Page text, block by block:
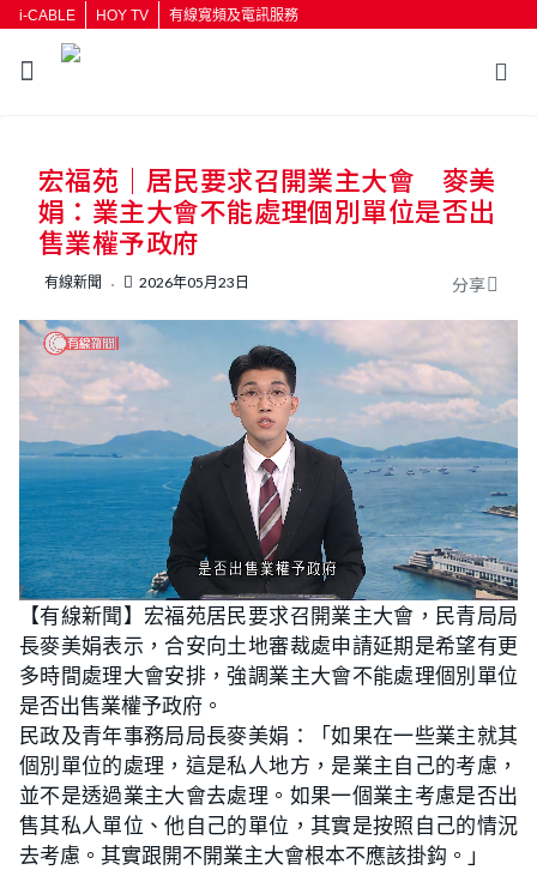
i-CABLE HOY TV 有線寬頻及電訊服務
按輸入鍵開始搜尋
宏福苑｜居民要求召開業主大會 麥美
娟：業主大會不能處理個別單位是否出
售業權予政府
有線新聞 2026年05月23日 分享
U
n
m
t
e
o
a
d
e
d
:
5
7
.
6
9
%
【有線新聞】宏福苑居民要求召開業主大會，民青局局
長麥美娟表示，合安向土地審裁處申請延期是希望有更
多時間處理大會安排，強調業主大會不能處理個別單位
是否出售業權予政府。
民政及青年事務局局長麥美娟：「如果在一些業主就其
個別單位的處理，這是私人地方，是業主自己的考慮，
並不是透過業主大會去處理。如果一個業主考慮是否出
售其私人單位、他自己的單位，其實是按照自己的情況
去考慮。其實跟開不開業主大會根本不應該掛鈎。」